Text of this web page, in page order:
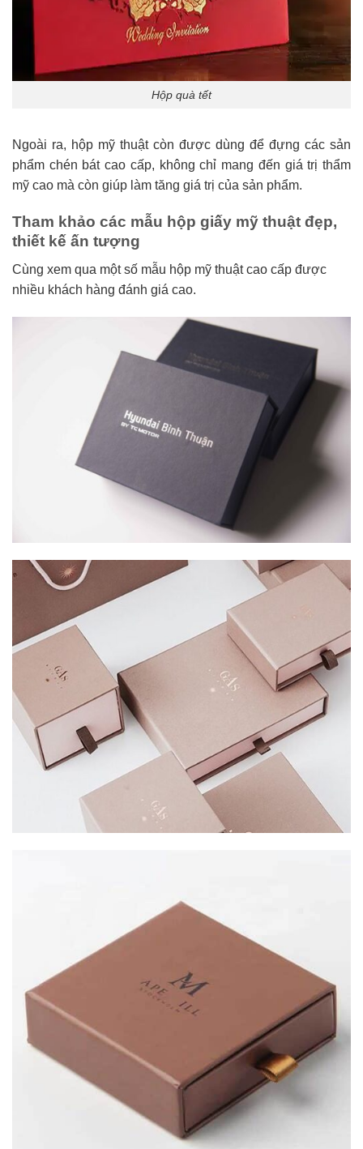
Hộp quà tết
Ngoài ra, hộp mỹ thuật còn được dùng để đựng các sản
phẩm chén bát cao cấp, không chỉ mang đến giá trị thẩm
mỹ cao mà còn giúp làm tăng giá trị của sản phẩm.
Tham khảo các mẫu hộp giấy mỹ thuật đẹp,
thiết kế ấn tượng
Cùng xem qua một số mẫu hộp mỹ thuật cao cấp được
nhiều khách hàng đánh giá cao.